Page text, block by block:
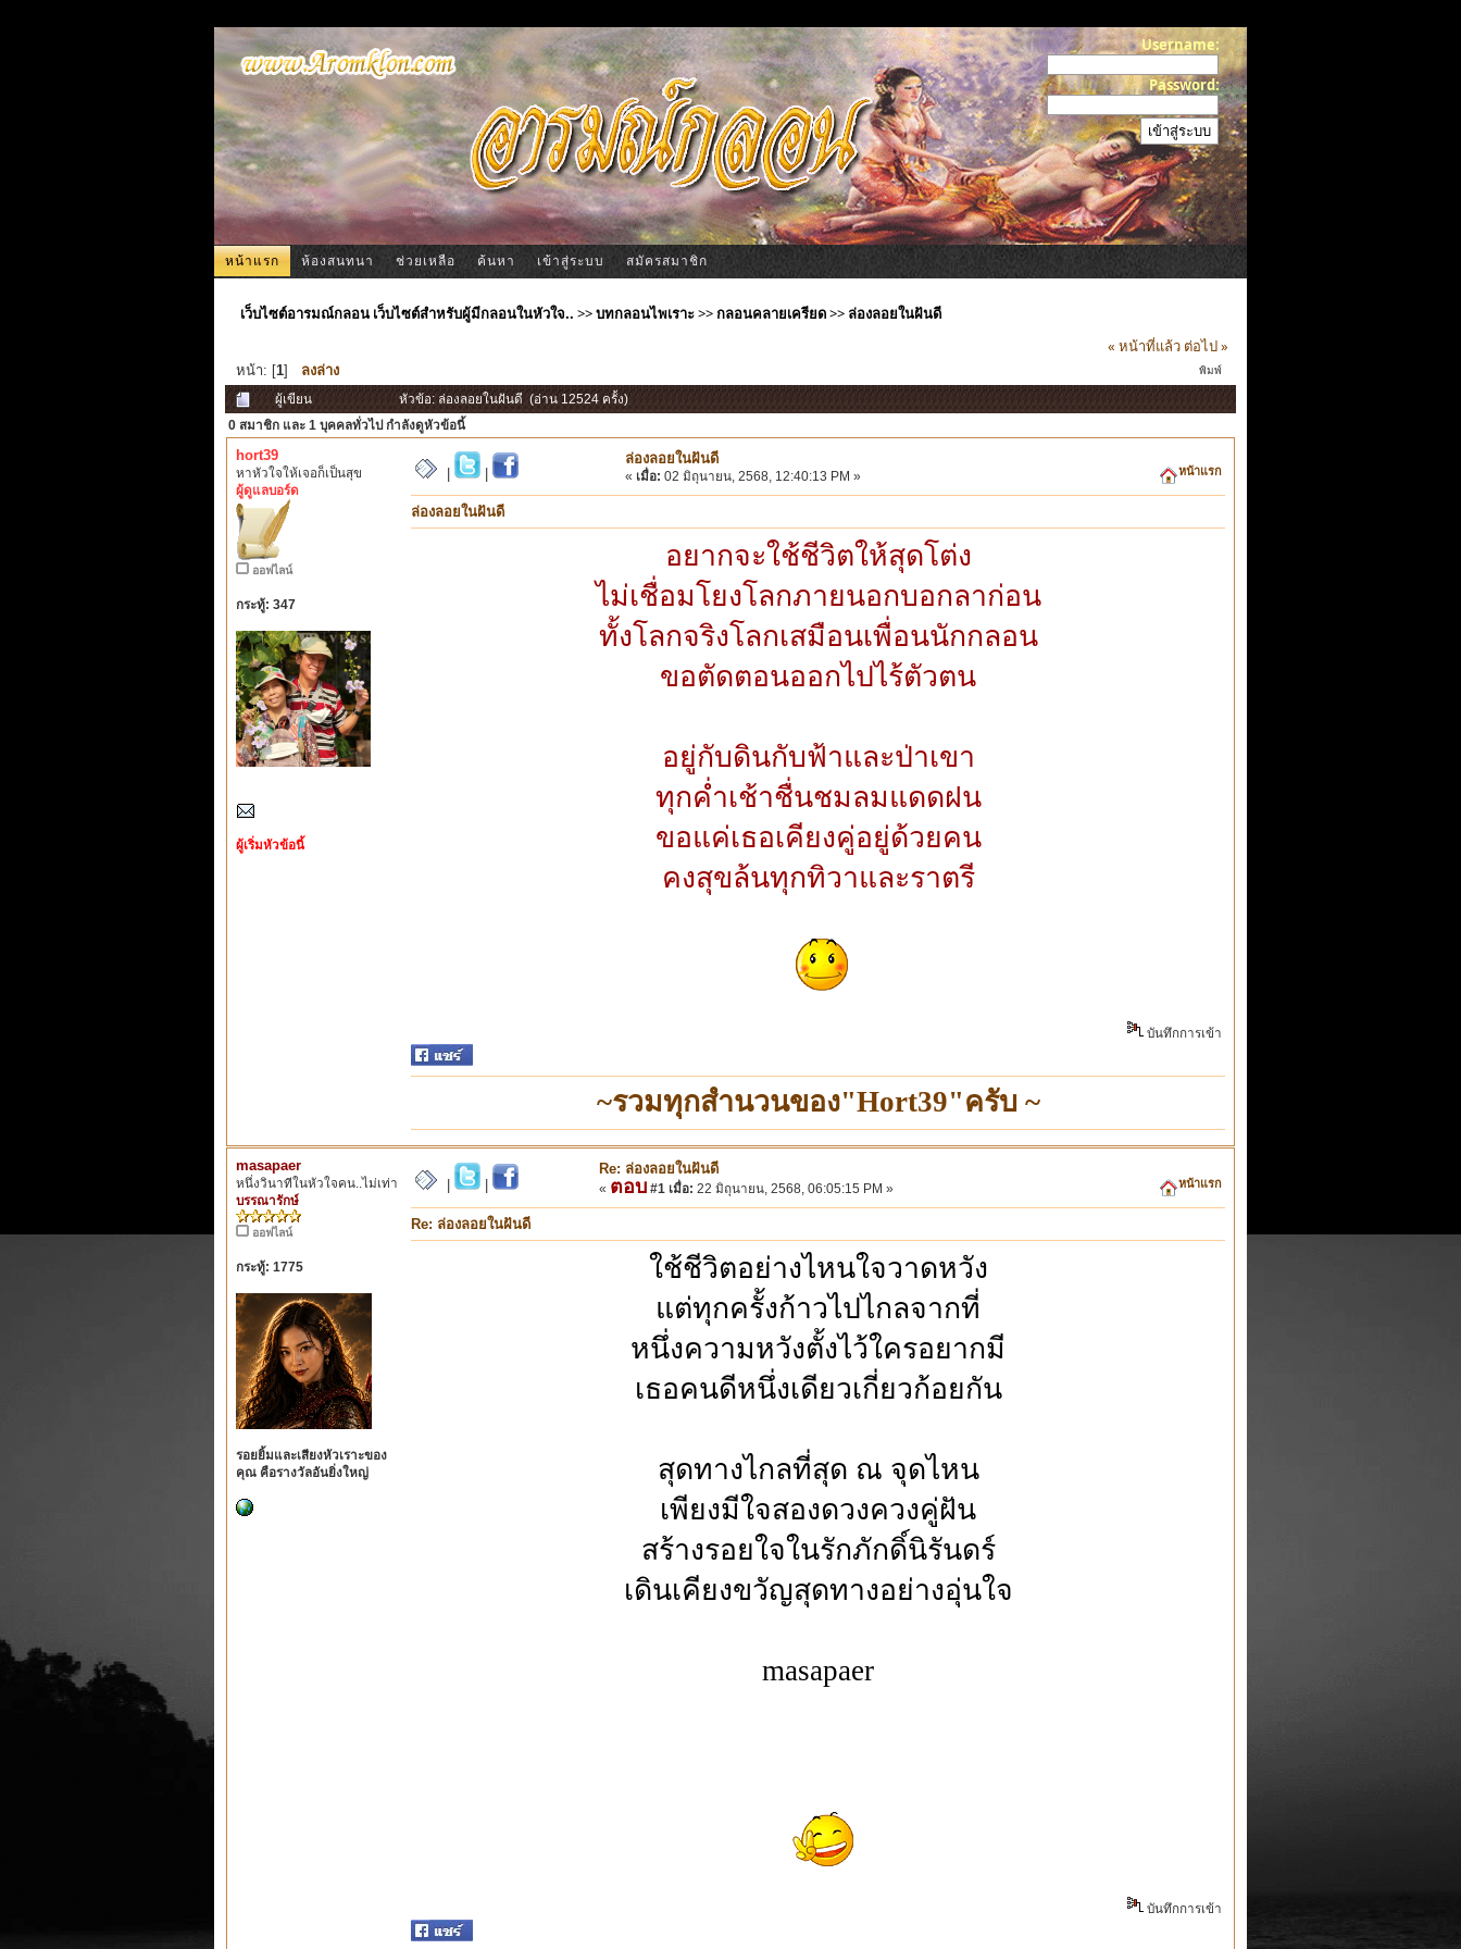
Username:
Password:
หน้าแรก ห้องสนทนา ช่วยเหลือ ค้นหา เข้าสู่ระบบ สมัครสมาชิก
เว็บไซต์อารมณ์กลอน เว็บไซต์สำหรับผู้มีกลอนในหัวใจ.. >>บทกลอนไพเราะ>>กลอนคลายเครียด>> ล่องลอยในฝันดี
หน้า: [1] ลงล่าง
« หน้าที่แล้ว ต่อไป »
พิมพ์
ผู้เขียน
หัวข้อ: ล่องลอยในฝันดี (อ่าน 12524 ครั้ง)
0 สมาชิก และ 1 บุคคลทั่วไป กำลังดูหัวข้อนี้
hort39
หาหัวใจให้เจอก็เป็นสุข
ผู้ดูแลบอร์ด
ออฟไลน์
กระทู้: 347
ผู้เริ่มหัวข้อนี้
ล่องลอยในฝันดี
« เมื่อ: 02 มิถุนายน, 2568, 12:40:13 PM » หน้าแรก
ล่องลอยในฝันดี
อยากจะใช้ชีวิตให้สุดโต่ง
ไม่เชื่อมโยงโลกภายนอกบอกลาก่อน
ทั้งโลกจริงโลกเสมือนเพื่อนนักกลอน
ขอตัดตอนออกไปไร้ตัวตน
อยู่กับดินกับฟ้าและป่าเขา
ทุกค่ำเช้าชื่นชมลมแดดฝน
ขอแค่เธอเคียงคู่อยู่ด้วยคน
คงสุขล้นทุกทิวาและราตรี
บันทึกการเข้า
~รวมทุกสำนวนของ"Hort39"ครับ ~
masapaer
หนึ่งวินาทีในหัวใจคน..ไม่เท่า
บรรณารักษ์
ออฟไลน์
กระทู้: 1775
รอยยิ้มและเสียงหัวเราะของ
คุณ คือรางวัลอันยิ่งใหญ่
Re: ล่องลอยในฝันดี
« ตอบ #1 เมื่อ: 22 มิถุนายน, 2568, 06:05:15 PM » หน้าแรก
Re: ล่องลอยในฝันดี
ใช้ชีวิตอย่างไหนใจวาดหวัง
แต่ทุกครั้งก้าวไปไกลจากที่
หนึ่งความหวังตั้งไว้ใครอยากมี
เธอคนดีหนึ่งเดียวเกี่ยวก้อยกัน
สุดทางไกลที่สุด ณ จุดไหน
เพียงมีใจสองดวงควงคู่ฝัน
สร้างรอยใจในรักภักดิ์นิรันดร์
เดินเคียงขวัญสุดทางอย่างอุ่นใจ
masapaer
บันทึกการเข้า